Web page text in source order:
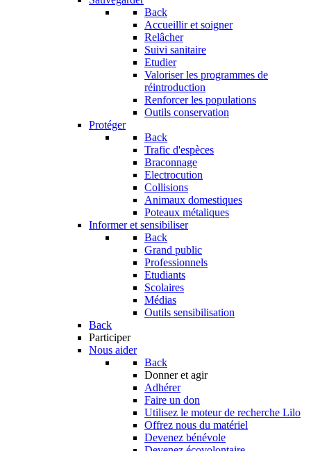
Back
Accueillir et soigner
Relâcher
Suivi sanitaire
Etudier
Valoriser les programmes de
réintroduction
Renforcer les populations
Outils conservation
Protéger
Back
Trafic d'espèces
Braconnage
Electrocution
Collisions
Animaux domestiques
Poteaux métaliques
Informer et sensibiliser
Back
Grand public
Professionnels
Etudiants
Scolaires
Médias
Outils sensibilisation
Back
Participer
Nous aider
Back
Donner et agir
Adhérer
Faire un don
Utilisez le moteur de recherche Lilo
Offrez nous du matériel
Devenez bénévole